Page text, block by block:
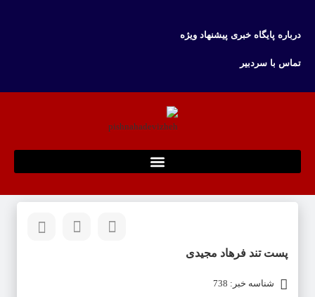
درباره پایگاه خبری پیشنهاد ویژه
تماس با سردبیر
پست تند فرهاد مجیدی
شناسه خبر: 738